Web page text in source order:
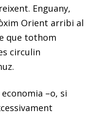
Enguany,
Orient arribi al
que tothom
circulin
–o, si